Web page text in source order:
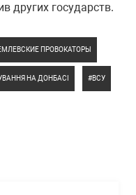
других государств.
ПРОВОКАТОРЫ
НА ДОНБАСІ ВСУ